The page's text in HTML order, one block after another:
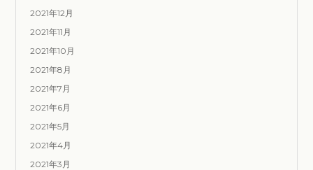
2021年12月
2021年11月
2021年10月
2021年8月
2021年7月
2021年6月
2021年5月
2021年4月
2021年3月